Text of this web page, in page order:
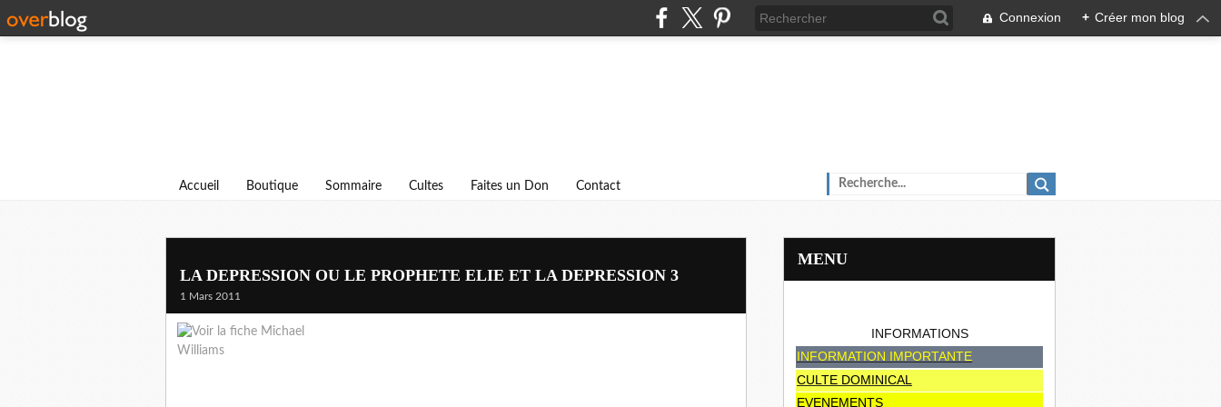
Connexion + Créer mon blog
Accueil Boutique Sommaire Cultes Faites un Don Contact
LA DEPRESSION OU LE PROPHETE ELIE ET LA DEPRESSION 3
1 Mars 2011
MENU
INFORMATIONS
INFORMATION IMPORTANTE
CULTE DOMINICAL
EVENEMENTS